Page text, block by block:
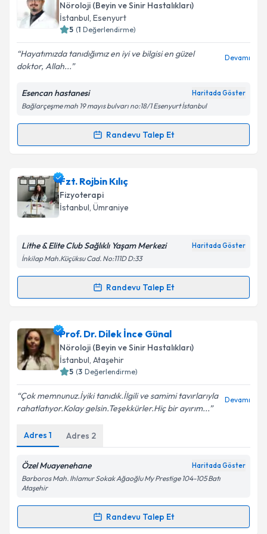
Size bu uzmandan randevu almanız için bir takvim
hazırlandığında e-posta ile bilgilendireceğiz.
Kişisel verilerimin işlenmesine ilişkin
Aydınlatma
Metni 'ni okudum ve kişisel verilerimin belirtilen
kapsamda işlenmesini kabul ediyorum.
Nöroloji (Beyin ve Sinir Hastalıkları)
İstanbul, Esenyurt
5 (1 Değerlendirme)
Hayatımızda tanıdığımız en iyi ve bilgisi en güzel
doktor, Allah...
Devamı
Esencan hastanesi Haritada Göster
Bağlarçeşme mah 19 mayıs bulvarı no:18/1 Esenyurt İstanbul
Randevu Talep Et
Randevu Takvimi Talebi
Uzm. Dr. Toghrul Mastanzede
talebi oluşturun. Size bu uzmandan randevu almanız
için bir takvim hazırlandığında e-posta ile
bilgilendireceğiz.
Kişisel verilerimin işlenmesine ilişkinAydınlatma
kapsamda işlenmesini kabul ediyorum.
Takvim Talebini Gönder
Fzt. Rojbin Kılıç
Fizyoterapi
İstanbul, Ümraniye
Lithe & Elite Club Sağlıklı Yaşam Merkezi Haritada Göster
İnkilap Mah.Küçüksu Cad. No:111D D:33
Randevu Talep Et
Randevu Takvimi Talebi
Fzt. Rojbin Kılıçiçin randevu takvimi talebi oluşturun.
Size bu uzmandan randevu almanız için bir takvim
hazırlandığında e-posta ile bilgilendireceğiz.
Kişisel verilerimin işlenmesine ilişkin
Metni'ni okudum ve kişisel verilerimin belirtilen
kapsamda işlenmesini kabul ediyorum.
Prof. Dr. Dilek İnce Günal
Nöroloji (Beyin ve Sinir Hastalıkları)
İstanbul, Ataşehir
5 (3 Değerlendirme)
Çok memnunuz.İyiki tanıdık.İlgili ve samimi tavırlarıyla
rahatlatıyor.Kolay gelsin.Teşekkürler.Hiç bir ayırım...
Devamı
Adres 1 Adres 2
Özel Muayenehane Haritada Göster
Barboros Mah. Ihlamur Sokak Ağaoğlu My Prestige 104-105 Batı
Ataşehir
Randevu Talep Et
Randevu Takvimi Talebi